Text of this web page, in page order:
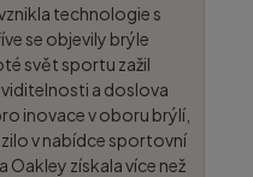
technologie s
se objevily brýle
svět sportu zažil
a doslova
inovace v oboru brýlí,
v nabídce sportovní
Oakley získala více než